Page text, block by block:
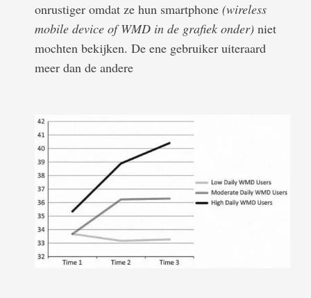
onrustiger omdat ze hun smartphone (wireless
mobile device of WMD in de grafiek onder) niet
mochten bekijken. De ene gebruiker uiteraard
meer dan de andere